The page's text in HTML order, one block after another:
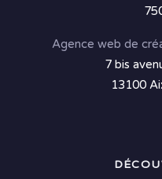
Agence web de
7 bis
13100